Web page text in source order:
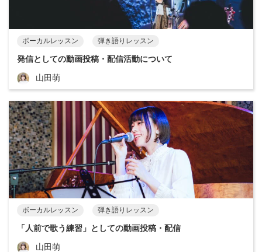
ボーカルレッスン 弾き語りレッスン
発信としての動画投稿・配信活動について
山田萌
ボーカルレッスン 弾き語りレッスン
「人前で歌う練習」としての動画投稿・配信
山田萌